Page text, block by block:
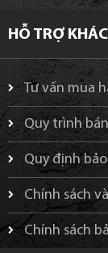
HỖ TRỢ
Tư vấn mua
Quy trình
Quy định
Chính sách
Chính sách